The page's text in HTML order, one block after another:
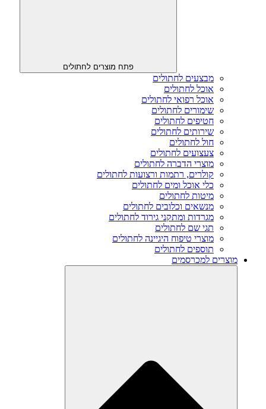
פתח מוצרים לחתולים
מבצעים לחתולים
אוכל לחתולים
אוכל רפואי לחתולים
שימורים לחתולים
חטיפים לחתולים
שירותים לחתולים
חול לחתולים
צעצועים לחתולים
מוצרי הדברה לחתולים
קולרים, רתמות ורצועות לחתולים
כלי אוכל ומים לחתולים
מיטות לחתולים
מנשאים וכלובים לחתולים
מגרדות ומתקני גירוד לחתולים
תגי שם לחתולים
מוצרי טיפוח היגיינה לחתולים
תוספים לחתולים
מוצרים למכרסמים